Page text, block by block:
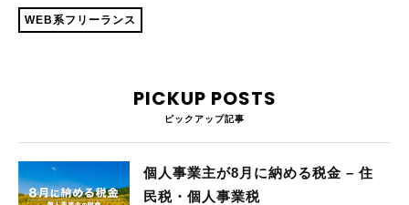
WEB系フリーランス
PICKUP POSTS
ピックアップ記事
個人事業主が8月に納める税金 – 住
民税・個人事業税